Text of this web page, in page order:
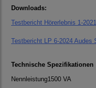
Downloads:
Testbericht Hörerlebnis 1-
Testbericht LP 6-2024 Audes
Technische Spezifikationen
Nennleistung1500 VA